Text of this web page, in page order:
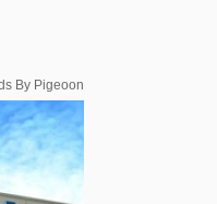
By Pigeoon